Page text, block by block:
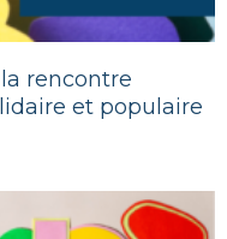
la rencontre
et populaire